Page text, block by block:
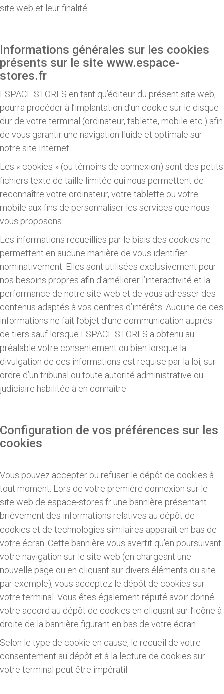
site web et leur finalité.
Informations générales sur les cookies
présents sur le site www.espace-
stores.fr
ESPACE STORES en tant qu’éditeur du présent site web,
pourra procéder à l’implantation d’un cookie sur le disque
dur de votre terminal (ordinateur, tablette, mobile etc.) afin
de vous garantir une navigation fluide et optimale sur
notre site Internet.
Les « cookies » (ou témoins de connexion) sont des petits
fichiers texte de taille limitée qui nous permettent de
reconnaître votre ordinateur, votre tablette ou votre
mobile aux fins de personnaliser les services que nous
vous proposons.
Les informations recueillies par le biais des cookies ne
permettent en aucune manière de vous identifier
nominativement. Elles sont utilisées exclusivement pour
nos besoins propres afin d’améliorer l’interactivité et la
performance de notre site web et de vous adresser des
contenus adaptés à vos centres d’intérêts. Aucune de ces
informations ne fait l’objet d’une communication auprès
de tiers sauf lorsque ESPACE STORES a obtenu au
préalable votre consentement ou bien lorsque la
divulgation de ces informations est requise par la loi, sur
ordre d’un tribunal ou toute autorité administrative ou
judiciaire habilitée à en connaître.
Configuration de vos préférences sur les
cookies
Vous pouvez accepter ou refuser le dépôt de cookies à
tout moment. Lors de votre première connexion sur le
site web de espace-stores.fr une bannière présentant
brièvement des informations relatives au dépôt de
cookies et de technologies similaires apparaît en bas de
votre écran. Cette bannière vous avertit qu’en poursuivant
votre navigation sur le site web (en chargeant une
nouvelle page ou en cliquant sur divers éléments du site
par exemple), vous acceptez le dépôt de cookies sur
votre terminal. Vous êtes également réputé avoir donné
votre accord au dépôt de cookies en cliquant sur l’icône à
droite de la bannière figurant en bas de votre écran.
Selon le type de cookie en cause, le recueil de votre
consentement au dépôt et à la lecture de cookies sur
votre terminal peut être impératif.